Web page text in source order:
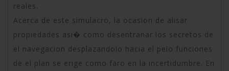
reales.
Acerca de este simulacro, la ocasion de alisar
propiedades asi� como desentranar los secretos de
el navegacion desplazandolo hacia el pelo funciones
de el plan se erige como faro en la incertidumbre. En